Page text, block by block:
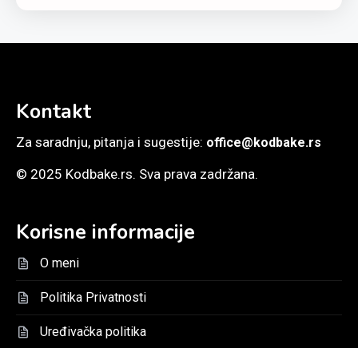
Kontakt
Za saradnju, pitanja i sugestije: office@kodbake.rs
© 2025 Kodbake.rs. Sva prava zadržana.
Korisne informacije
O meni
Politika Privatnosti
Uređivačka politika